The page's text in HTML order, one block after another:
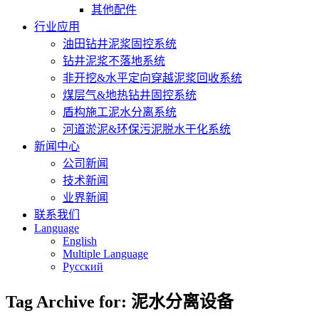
其他配件
行业应用
油田钻井泥浆固控系统
钻井泥浆不落地系统
非开挖&水平定向穿越泥浆回收系统
煤层气&地热钻井固控系统
盾构施工泥水分离系统
河道淤泥&环保污泥脱水干化系统
新闻中心
公司新闻
技术新闻
业界新闻
联系我们
Language
English
Multiple Language
Русский
Tag Archive for: 泥水分离设备